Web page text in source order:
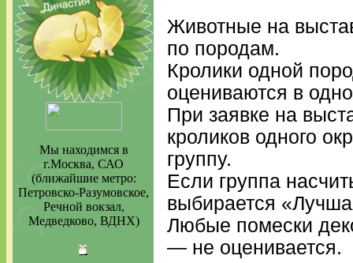
Мы находимся в
г.Москва, САО
(ближайшие метро:
Петровско-Разумовское,
Речной вокзал,
Медведково, ВДНХ)
Животные на
по породам.
Кролики одной
оцениваются в
При заявке на
кроликов одного
группу.
Если группа
выбирается
Любые помески
— не оценивается.